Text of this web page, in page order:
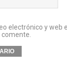
electrónico y web